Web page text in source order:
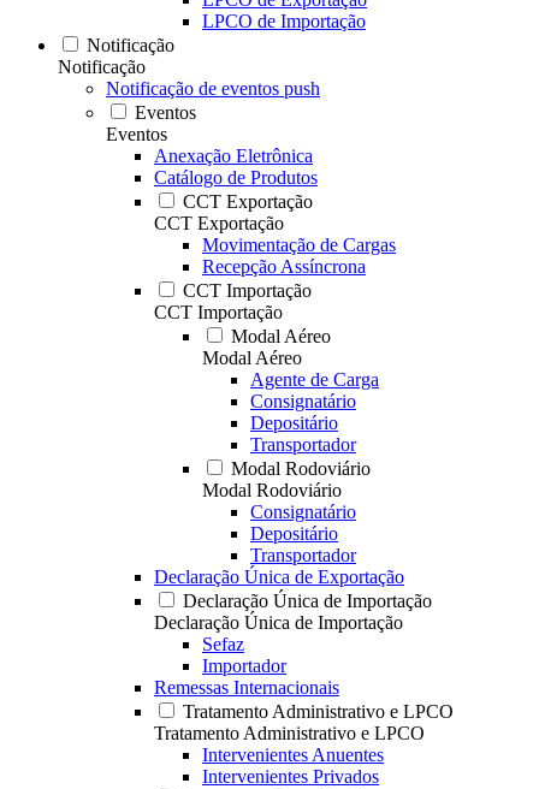
LPCO de Importação
Notificação
Notificação
Notificação de eventos push
Eventos
Eventos
Anexação Eletrônica
Catálogo de Produtos
CCT Exportação
CCT Exportação
Movimentação de Cargas
Recepção Assíncrona
CCT Importação
CCT Importação
Modal Aéreo
Modal Aéreo
Agente de Carga
Consignatário
Depositário
Transportador
Modal Rodoviário
Modal Rodoviário
Consignatário
Depositário
Transportador
Declaração Única de Exportação
Declaração Única de Importação
Declaração Única de Importação
Sefaz
Importador
Remessas Internacionais
Tratamento Administrativo e LPCO
Tratamento Administrativo e LPCO
Intervenientes Anuentes
Intervenientes Privados